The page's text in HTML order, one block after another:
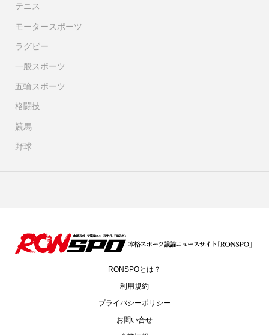
テニス
モータースポーツ
ラグビー
一般スポーツ
五輪スポーツ
格闘技
競馬
野球
RONSPOとは？
利用規約
プライバシーポリシー
お問い合せ